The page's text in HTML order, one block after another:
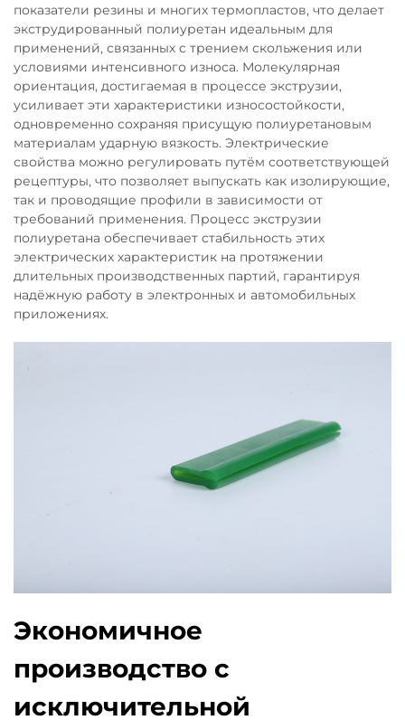
показатели резины и многих термопластов, что делает
экструдированный полиуретан идеальным для
применений, связанных с трением скольжения или
условиями интенсивного износа. Молекулярная
ориентация, достигаемая в процессе экструзии,
усиливает эти характеристики износостойкости,
одновременно сохраняя присущую полиуретановым
материалам ударную вязкость. Электрические
свойства можно регулировать путём соответствующей
рецептуры, что позволяет выпускать как изолирующие,
так и проводящие профили в зависимости от
требований применения. Процесс экструзии
полиуретана обеспечивает стабильность этих
электрических характеристик на протяжении
длительных производственных партий, гарантируя
надёжную работу в электронных и автомобильных
приложениях.
Экономичное
производство с
исключительной